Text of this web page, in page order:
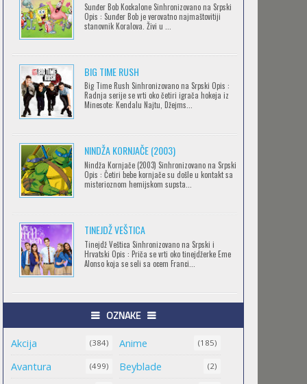
2.43: SEIIN HIGH SCHOOL BOYS
VOLLEYBALL TEAM
CLEAN FREAK! AOYAMA-KUN
RECORD OF RAGNAROK
Feb 11 2023 |Gledaj »
TORADORA
Feb 11 2023 |Gledaj »
TRIGUN STAMPEDE
Feb 11 2023 |Gledaj »
ORIENT
Sunđer Bob Kockalone Sinhronizovano na Srpski
Opis : Sunđer Bob je verovatno najmaštovitiji
stanovnik Koralova. Živi u ...
BIG TIME RUSH
Big Time Rush Sinhronizovano na Srpski Opis :
Radnja serije se vrti oko četiri igrača hokeja iz
Minesote: Kendalu Najtu, Džejms...
NINDŽA KORNJAČE (2003)
Nindža Kornjače (2003) Sinhronizovano na Srpski
Opis : Četiri bebe kornjače su došle u kontakt sa
misterioznom hemijskom supsta...
TINEJDŽ VEŠTICA
Tinejdž Veštica Sinhronizovano na Srpski i
Hrvatski Opis : Priča se vrti oko tinejdžerke Eme
Alonso koja se seli sa ocem Franci...
OZNAKE
Akcija (384) Anime (185)
Avantura (499) Beyblade (2)